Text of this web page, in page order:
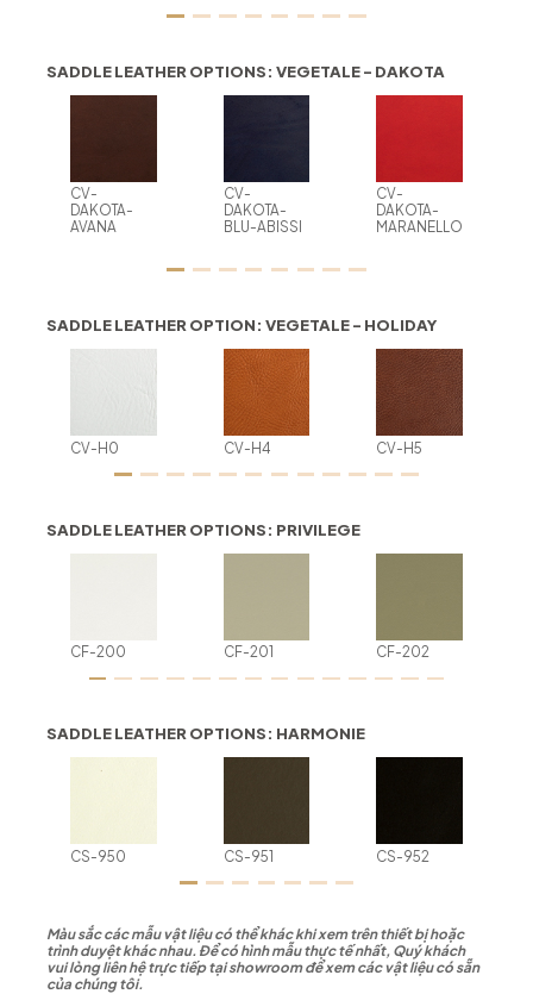
SADDLE LEATHER OPTIONS: VEGETALE - DAKOTA
CV-
DAKOTA-
AVANA
CV-
DAKOTA-
BLU-ABISSI
CV-
DAKOTA-
MARANELLO
SADDLE LEATHER OPTION: VEGETALE - HOLIDAY
CV-H0 CV-H4 CV-H5
SADDLE LEATHER OPTIONS: PRIVILEGE
CF-200 CF-201 CF-202
SADDLE LEATHER OPTIONS: HARMONIE
CS-950 CS-951 CS-952
Màu sắc các mẫu vật liệu có thể khác khi xem trên thiết bị hoặc
trình duyệt khác nhau. Để có hình mẫu thực tế nhất, Quý khách
vui lòng liên hệ trực tiếp tại showroom để xem các vật liệu có sẵn
của chúng tôi.